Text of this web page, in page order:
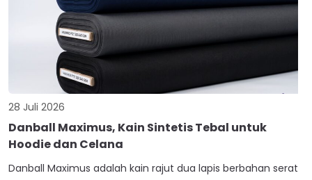
28 Juli 2026
Danball Maximus, Kain Sintetis Tebal untuk
Hoodie dan Celana
Danball Maximus adalah kain rajut dua lapis berbahan serat